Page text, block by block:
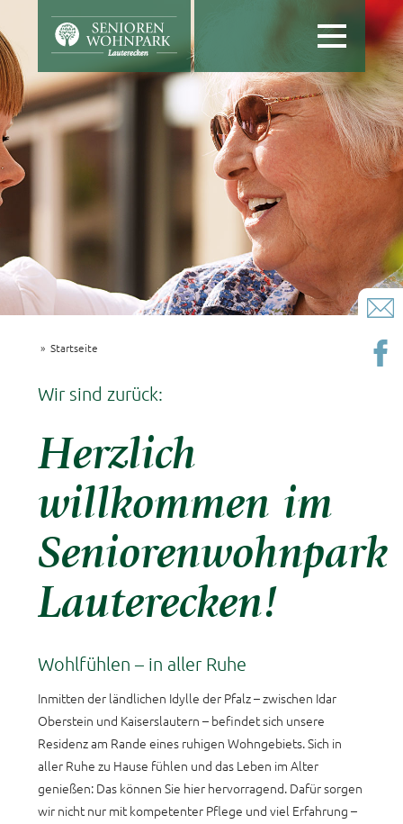
Toggle
navigation
Startseite
Wir sind zurück:
Herzlich
willkommen im
Seniorenwohnpark
Lauterecken!
Wohlfühlen – in aller Ruhe
Inmitten der ländlichen Idylle der Pfalz – zwischen Idar
Oberstein und Kaiserslautern – befindet sich unsere
Residenz am Rande eines ruhigen Wohngebiets. Sich in
aller Ruhe zu Hause fühlen und das Leben im Alter
genießen: Das können Sie hier hervorragend. Dafür sorgen
wir nicht nur mit kompetenter Pflege und viel Erfahrung –